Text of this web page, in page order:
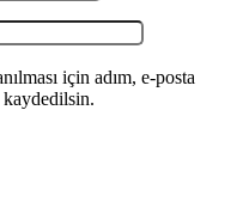
için adım, e-posta
kaydedilsin.